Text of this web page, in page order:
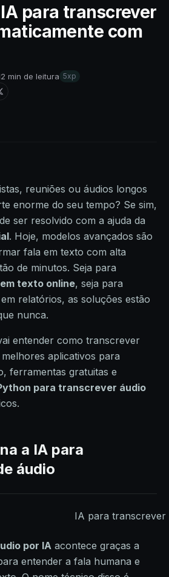
para transcrever
com
min de leitura 5xp
reuniões ou áudios longos
enorme do seu tempo? Se sim,
ser resolvido com a ajuda da
. Hoje, modelos avançados são
fala em texto com alta
de minutos. Seja para
texto online, seja para
relatórios, as soluções estão
nunca.
entender como transcrever
aplicativos para
ferramentas gratuitas e
para transcrever áudio
a IA para
áudio
por IA acontece graças a
entender a fala humana e